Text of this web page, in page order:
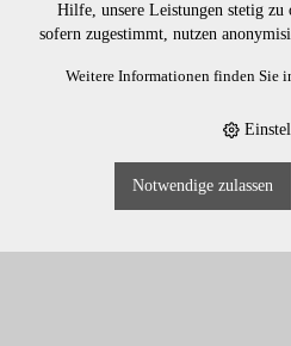
Hilfe, unsere Leistungen stetig
sofern zugestimmt, nutzen
Weitere Informationen finden Sie
Notwendige zulassen